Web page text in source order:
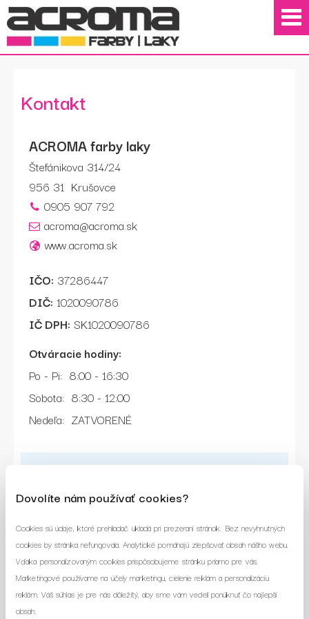
Kontakt
ACROMA farby laky
Štefánikova 314/24
956 31 Krušovce
0905 907 792
acroma@acroma.sk
www.acroma.sk
IČO: 37286447
DIČ: 1020090786
IČ DPH: SK1020090786
Otváracie hodiny:
Po - Pi: 8:00 - 16:30
Sobota: 8:30 - 12:00
Nedeľa: ZATVORENÉ
Napíšte nám správu
Dovolíte nám používať cookies?
Cookies sú údaje, ktoré prehliadač ukladá pri prezeraní stránok. Bez nevyhnutných
cookies by stránka nefungovala. Analytické pomáhajú zlepšovať obsah nášho webu.
Vďaka personalizovaným cookies prispôsobujeme stránku priamo pre vás.
Marketingové používame na účely marketingu, cielenie reklám a personalizáciu
reklám. Váš súhlas je pre nás dôležitý, aby sme vám vedeli ponúknuť čo najlepší
obsah.